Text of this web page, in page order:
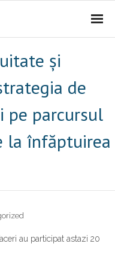
și
de
pe parcursul
la înfăptuirea
au participat astazi 20